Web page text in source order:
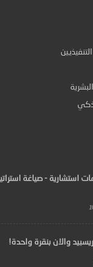
استشارية - صياغة
والان بنقرة واحدة!